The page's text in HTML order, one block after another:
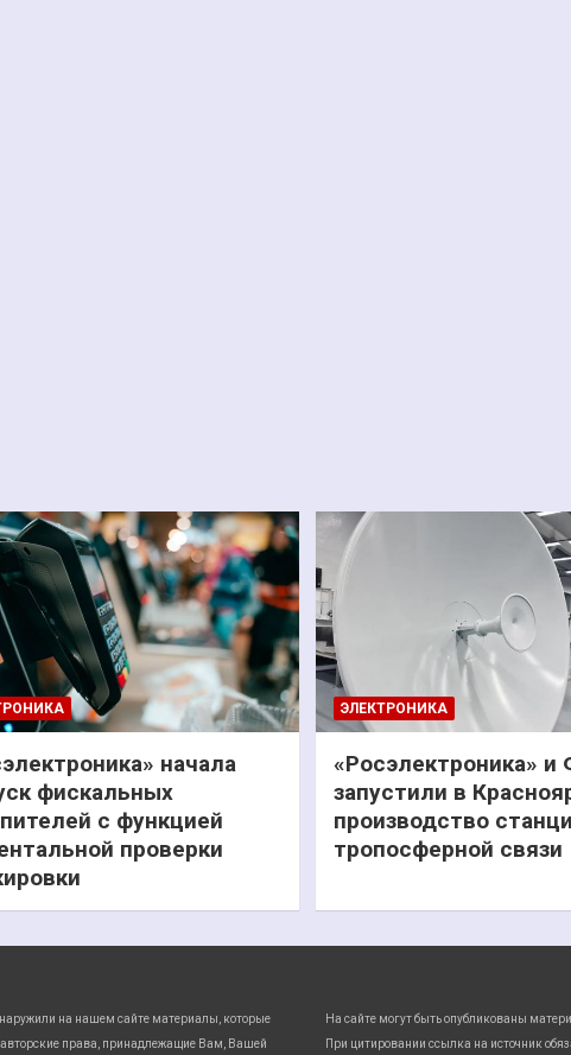
начала
фискальных
с функцией
проверки
ЭЛЕКТРОНИКА
«Росэлектроника» и
запустили в
производство
тропосферной связи
на нашем сайте материалы, которые
права, принадлежащие Вам, Вашей
На сайте могут быть опубликованы
При цитировании ссылка на источник